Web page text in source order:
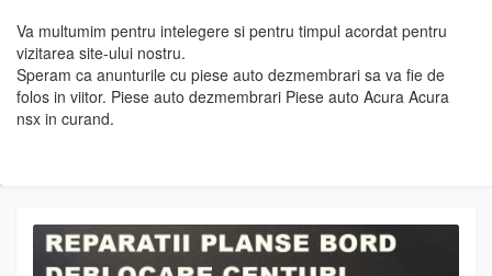
Va multumim pentru intelegere si pentru timpul acordat pentru
vizitarea site-ului nostru.
Speram ca anunturile cu piese auto dezmembrari sa va fie de
folos in viitor. Piese auto dezmembrari Piese auto Acura Acura
nsx in curand.